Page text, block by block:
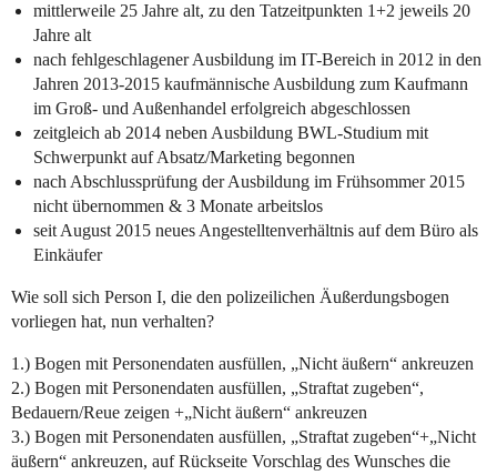
mittlerweile 25 Jahre alt, zu den Tatzeitpunkten 1+2 jeweils 20
Jahre alt
nach fehlgeschlagener Ausbildung im IT-Bereich in 2012 in den
Jahren 2013-2015 kaufmännische Ausbildung zum Kaufmann
im Groß- und Außenhandel erfolgreich abgeschlossen
zeitgleich ab 2014 neben Ausbildung BWL-Studium mit
Schwerpunkt auf Absatz/Marketing begonnen
nach Abschlussprüfung der Ausbildung im Frühsommer 2015
nicht übernommen & 3 Monate arbeitslos
seit August 2015 neues Angestelltenverhältnis auf dem Büro als
Einkäufer
Wie soll sich Person I, die den polizeilichen Äußerdungsbogen
vorliegen hat, nun verhalten?
1.) Bogen mit Personendaten ausfüllen, „Nicht äußern“ ankreuzen
2.) Bogen mit Personendaten ausfüllen, „Straftat zugeben“,
Bedauern/Reue zeigen +„Nicht äußern“ ankreuzen
3.) Bogen mit Personendaten ausfüllen, „Straftat zugeben“+„Nicht
äußern“ ankreuzen, auf Rückseite Vorschlag des Wunsches die